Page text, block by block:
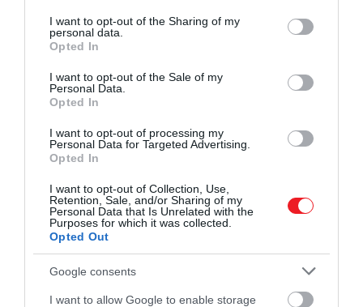
not limited to your visit or usage behaviour. You may click to
grant or deny consent to Google and its third-party tags to
use your data for below specified purposes in below Google
consent section.
I want to opt-out of the Sharing of my
personal data.
Opted In
I want to opt-out of the Sale of my
Personal Data.
Opted In
I want to opt-out of processing my
Personal Data for Targeted Advertising.
Opted In
I want to opt-out of Collection, Use,
Retention, Sale, and/or Sharing of my
Personal Data that Is Unrelated with the
Purposes for which it was collected.
Opted Out
Google consents
I want to allow Google to enable storage
Ezt is olvasd el!
túl: 4 szuperhősfilm, amit látnod kell!
Ezen felül természetesen jár neki minden, ami egy
hollywoodi szupersztárt megillet. Vagyis
lakóautót is. A portál emlékeztet, hogy az egykor
drogrproblémákkal küzdő színész messze a
legjobban fizetett Marvel-sztár.
Az ezidáig összesen tíz szuperhősfilmben
felbukkanó színész